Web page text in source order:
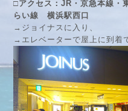
□アクセス：JR・京急本線・
らい線 横浜駅西口
→ジョイナスに入り、
→エレベーターで屋上に到着